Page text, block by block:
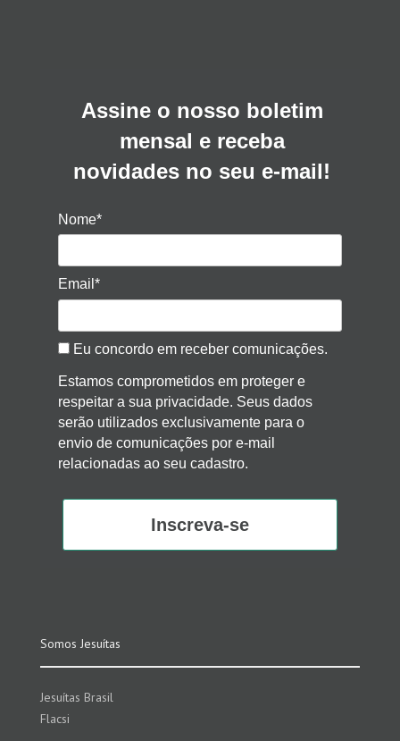
Assine o nosso boletim
mensal e receba
novidades no seu e-mail!
Nome*
Email*
Eu concordo em receber comunicações.
Estamos comprometidos em proteger e
respeitar a sua privacidade. Seus dados
serão utilizados exclusivamente para o
envio de comunicações por e-mail
relacionadas ao seu cadastro.
Inscreva-se
Somos Jesuítas
Jesuítas Brasil
Flacsi